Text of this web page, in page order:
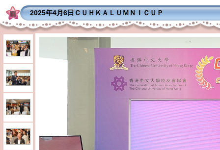
2025年4月6日ＣＵＨＫＡＬＵＭＮＩＣＵＰ